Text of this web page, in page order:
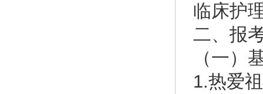
临床护
二、报
（一）
1.热爱